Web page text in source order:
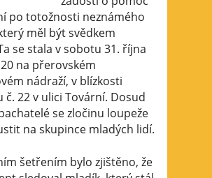
po totožnosti neznámého
měl být svědkem
se stala v sobotu 31. října
na přerovském
nádraží, v blízkosti
č. 22 v ulici Tovární. Dosud
se zločinu loupeže
na skupince mladých lidí.
šetřením bylo zjištěno, že